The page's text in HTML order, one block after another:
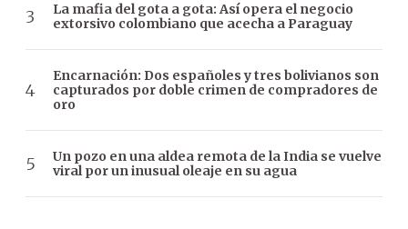
La mafia del gota a gota: Así opera el negocio
extorsivo colombiano que acecha a Paraguay
Encarnación: Dos españoles y tres bolivianos son
capturados por doble crimen de compradores de
oro
Un pozo en una aldea remota de la India se vuelve
viral por un inusual oleaje en su agua